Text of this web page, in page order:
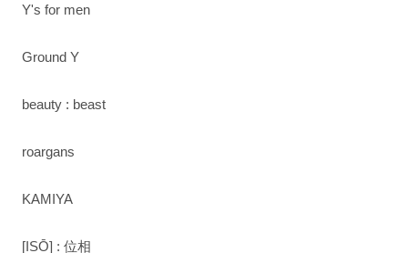
Y's for men
Ground Y
beauty : beast
roargans
KAMIYA
[ISŌ] : 位相